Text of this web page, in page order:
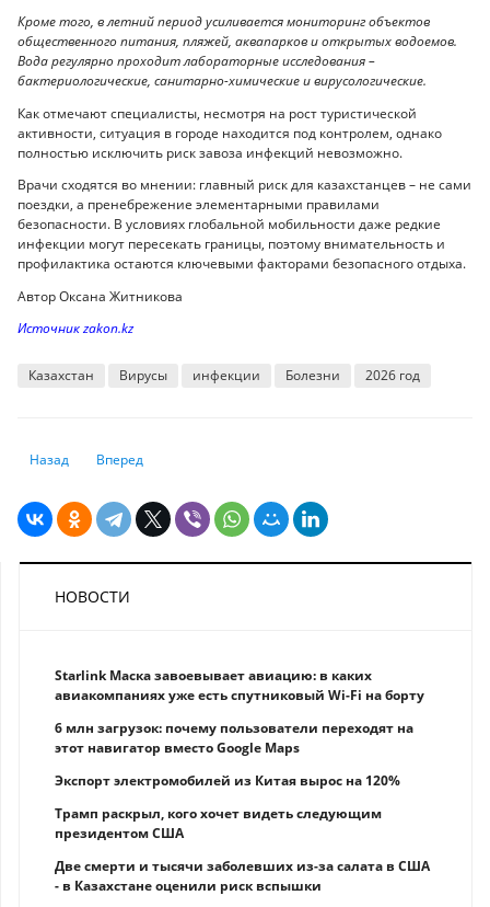
Кроме того, в летний период усиливается мониторинг объектов
общественного питания, пляжей, аквапарков и открытых водоемов.
Вода регулярно проходит лабораторные исследования –
бактериологические, санитарно-химические и вирусологические.
Как отмечают специалисты, несмотря на рост туристической
активности, ситуация в городе находится под контролем, однако
полностью исключить риск завоза инфекций невозможно.
Врачи сходятся во мнении: главный риск для казахстанцев – не сами
поездки, а пренебрежение элементарными правилами
безопасности. В условиях глобальной мобильности даже редкие
инфекции могут пересекать границы, поэтому внимательность и
профилактика остаются ключевыми факторами безопасного отдыха.
Автор Оксана Житникова
Источник zakon.kz
Казахстан Вирусы инфекции Болезни 2026 год
Предыдущий: Эквайринг для бизнеса: как подключить и сколько стоит
Назад Следующий: В каких странах бывшего Советского Союза
Вперед
НОВОСТИ
Starlink Маска завоевывает авиацию: в каких
авиакомпаниях уже есть спутниковый Wi-Fi на борту
6 млн загрузок: почему пользователи переходят на
этот навигатор вместо Google Maps
Экспорт электромобилей из Китая вырос на 120%
Трамп раскрыл, кого хочет видеть следующим
президентом США
Две смерти и тысячи заболевших из-за салата в США
- в Казахстане оценили риск вспышки